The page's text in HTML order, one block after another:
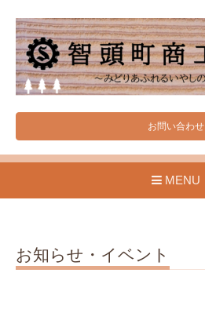
お問い合わせ
MENU
お知らせ・イベント